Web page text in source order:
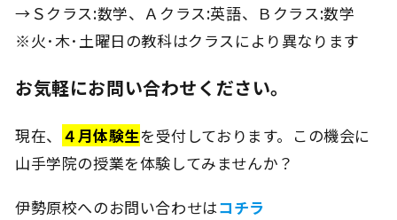
→Ｓクラス:数学、Ａクラス:英語、Ｂクラス:数学
※火･木･土曜日の教科はクラスにより異なります
お気軽にお問い合わせください。
現在、 ４月体験生を受付しております。この機会に
山手学院の授業を体験してみませんか？
伊勢原校へのお問い合わせはコチラ